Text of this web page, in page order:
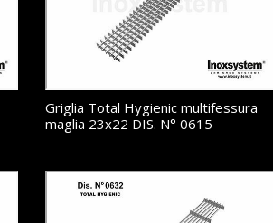
Griglia Total Hygienic multifessura
maglia 23x22 DIS. N° 0615